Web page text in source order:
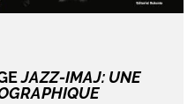
JAZZ-IMAJ: UNE